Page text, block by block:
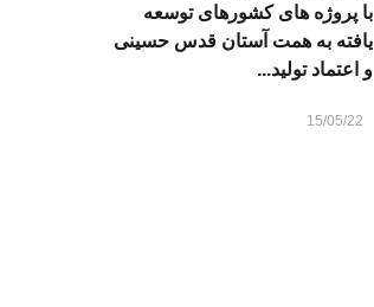
با پروژه های کشورهای توسعه
یافته به همت آستان قدس حسینی
و اعتماد تولید...
15/05/22